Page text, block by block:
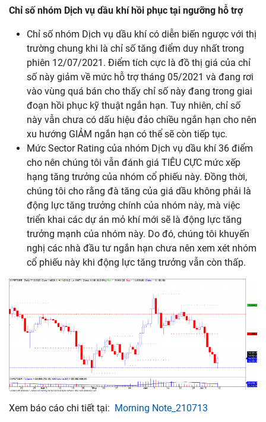
Chỉ số nhóm Dịch vụ dầu khí hồi phục tại ngưỡng hỗ trợ
Chỉ số nhóm Dịch vụ dầu khí có diễn biến ngược với thị
trường chung khi là chỉ số tăng điểm duy nhất trong
phiên 12/07/2021. Điểm tích cực là đồ thị giá của chỉ
số này giảm về mức hỗ trợ tháng 05/2021 và đang rơi
vào vùng quá bán cho thấy chỉ số này đang trong giai
đoạn hồi phục kỹ thuật ngắn hạn. Tuy nhiên, chỉ số
này vẫn chưa có dấu hiệu đảo chiều ngắn hạn cho nên
xu hướng GIẢM ngắn hạn có thể sẽ còn tiếp tục.
Mức Sector Rating của nhóm Dịch vụ dầu khí 36 điểm
cho nên chúng tôi vẫn đánh giá TIÊU CỰC mức xếp
hạng tăng trưởng của nhóm cổ phiếu này. Đồng thời,
chúng tôi cho rằng đà tăng của giá dầu không phải là
động lực tăng trưởng chính của nhóm này, mà việc
triển khai các dự án mỏ khí mới sẽ là động lực tăng
trưởng mạnh của nhóm này. Do đó, chúng tôi khuyến
nghị các nhà đầu tư ngắn hạn chưa nên xem xét nhóm
cổ phiếu này khi động lực tăng trưởng vẫn còn thấp.
Xem báo cáo chi tiết tại: Morning Note_210713